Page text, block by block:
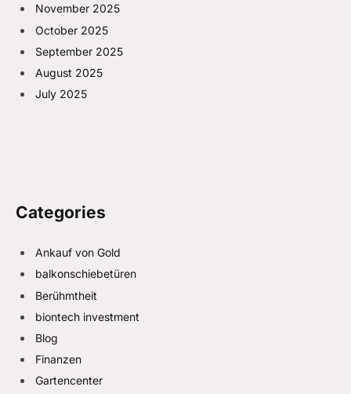
November 2025
October 2025
September 2025
August 2025
July 2025
Categories
Ankauf von Gold
balkonschiebetüren
Berühmtheit
biontech investment
Blog
Finanzen
Gartencenter